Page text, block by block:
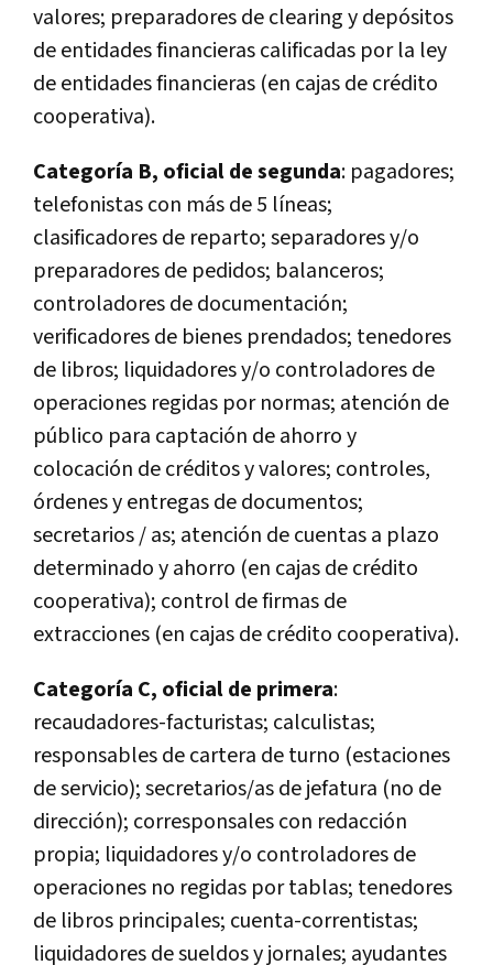
valores; preparadores de clearing y depósitos
de entidades financieras calificadas por la ley
de entidades financieras (en cajas de crédito
cooperativa).
Categoría B, oficial de segunda: pagadores;
telefonistas con más de 5 líneas;
clasificadores de reparto; separadores y/o
preparadores de pedidos; balanceros;
controladores de documentación;
verificadores de bienes prendados; tenedores
de libros; liquidadores y/o controladores de
operaciones regidas por normas; atención de
público para captación de ahorro y
colocación de créditos y valores; controles,
órdenes y entregas de documentos;
secretarios / as; atención de cuentas a plazo
determinado y ahorro (en cajas de crédito
cooperativa); control de firmas de
extracciones (en cajas de crédito cooperativa).
Categoría C, oficial de primera:
recaudadores-facturistas; calculistas;
responsables de cartera de turno (estaciones
de servicio); secretarios/as de jefatura (no de
dirección); corresponsales con redacción
propia; liquidadores y/o controladores de
operaciones no regidas por tablas; tenedores
de libros principales; cuenta-correntistas;
liquidadores de sueldos y jornales; ayudantes